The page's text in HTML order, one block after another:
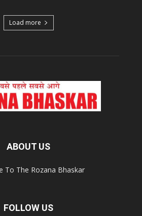
Load more
ABOUT US
To The Rozana Bhaskar
FOLLOW US